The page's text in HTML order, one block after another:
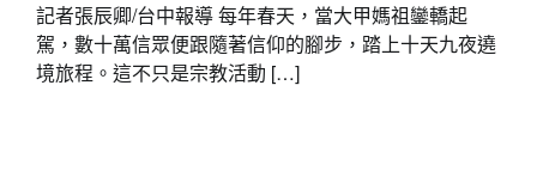
記者張辰卿/台中報導 每年春天，當大甲媽祖鑾轎起
駕，數十萬信眾便跟隨著信仰的腳步，踏上十天九夜遶
境旅程。這不只是宗教活動 […]